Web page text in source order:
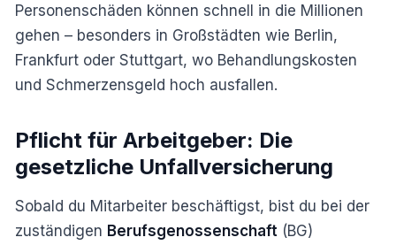
Personenschäden können schnell in die Millionen
gehen – besonders in Großstädten wie Berlin,
Frankfurt oder Stuttgart, wo Behandlungskosten
und Schmerzensgeld hoch ausfallen.
Pflicht für Arbeitgeber: Die
gesetzliche Unfallversicherung
Sobald du Mitarbeiter beschäftigst, bist du bei der
zuständigen Berufsgenossenschaft (BG)